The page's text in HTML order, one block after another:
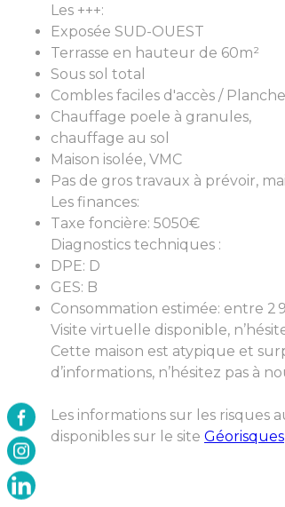
Les +++:
Exposée SUD-OUEST
Terrasse en hauteur de 60m²
Sous sol total
Combles faciles d'accès /
Chauffage poele à granules,
chauffage au sol
Maison isolée, VMC
Pas de gros travaux à prévoir,
Les finances:
Taxe foncière: 5050€
Diagnostics techniques :
DPE: D
GES: B
Consommation estimée: entre 2
Visite virtuelle disponible,
Cette maison est atypique et
d’informations, n’hésitez pas à
Les informations sur les risques
disponibles sur le site Géorisques